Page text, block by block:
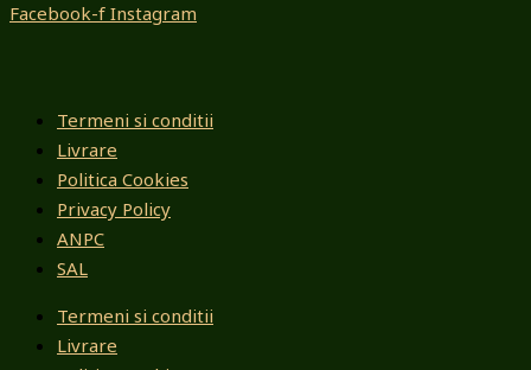
Facebook-f Instagram
Termeni si conditii
Livrare
Politica Cookies
Privacy Policy
ANPC
SAL
Termeni si conditii
Livrare